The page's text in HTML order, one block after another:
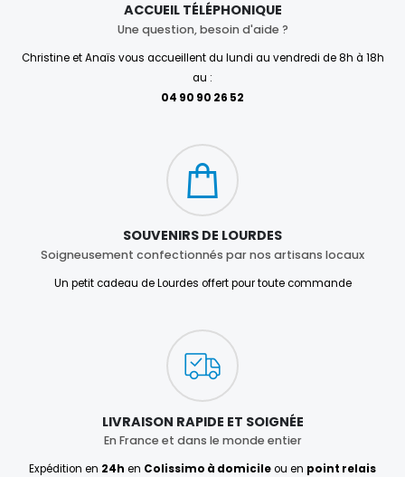
ACCUEIL TÉLÉPHONIQUE
Une question, besoin d'aide ?
Christine et Anaïs vous accueillent du lundi au vendredi de 8h à 18h
au :
04 90 90 26 52
SOUVENIRS DE LOURDES
Soigneusement confectionnés par nos artisans locaux
Un petit cadeau de Lourdes offert pour toute commande
LIVRAISON RAPIDE ET SOIGNÉE
En France et dans le monde entier
Expédition en 24h en Colissimo à domicileou en point relais